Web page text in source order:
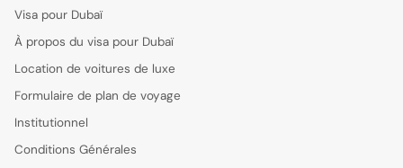
Visa pour Dubaï
À propos du visa pour Dubaï
Location de voitures de luxe
Formulaire de plan de voyage
Institutionnel
Conditions Générales